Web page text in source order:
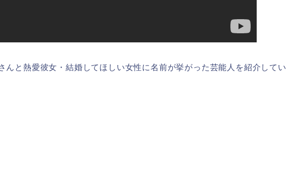
んと熱愛彼女・結婚してほしい女性に名前が挙がった芸能人を紹介してい